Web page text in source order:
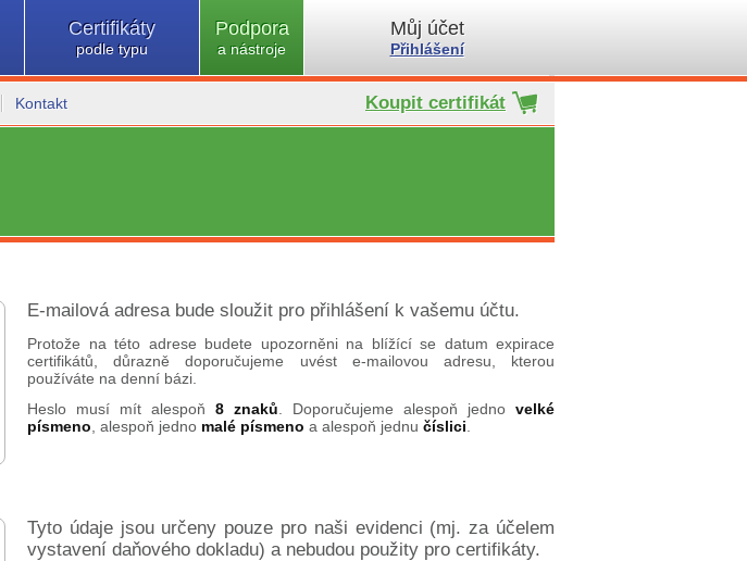
Certifikáty
podle typu
Podpora
a nástroje
Můj účet
Přihlášení
Kontakt Koupit certifikát
E-mailová adresa bude sloužit pro přihlášení k vašemu účtu.
Protože na této adrese budete upozorněni na blížící se datum expirace
certifikátů, důrazně doporučujeme uvést e-mailovou adresu, kterou
používáte na denní bázi.
Heslo musí mít alespoň 8 znaků . Doporučujeme alespoň jedno velké
písmeno , alespoň jedno malé písmeno a alespoň jednu číslici
Tyto údaje jsou určeny pouze pro naši evidenci (mj. za účelem
vystavení daňového dokladu) a nebudou použity pro certifikáty.